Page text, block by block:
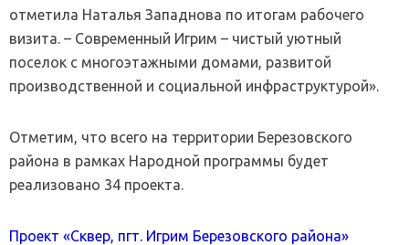
отметила Наталья Западнова по итогам рабочего
визита. – Современный Игрим – чистый уютный
поселок с многоэтажными домами, развитой
производственной и социальной инфраструктурой».
Отметим, что всего на территории Березовского
района в рамках Народной программы будет
реализовано 34 проекта.
Проект «Сквер, пгт. Игрим Березовского района»